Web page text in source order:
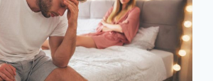
SINCÈRE
?